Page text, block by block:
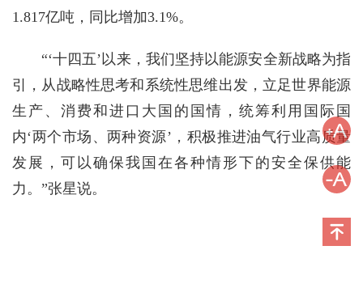
1.817亿吨，同比增加3.1%。
“‘十四五’以来，我们坚持以能源安全新战略为指
引，从战略性思考和系统性思维出发，立足世界能源
生产、消费和进口大国的国情，统筹利用国际国
内‘两个市场、两种资源’，积极推进油气行业高质量
发展，可以确保我国在各种情形下的安全保供能
力。”张星说。